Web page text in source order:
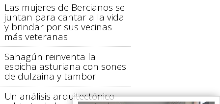
Las mujeres de Bercianos se
juntan para cantar a la vida
y brindar por sus vecinas
más veteranas
Sahagún reinventa la
espicha asturiana con sones
de dulzaina y tambor
Un análisis arquitectónico